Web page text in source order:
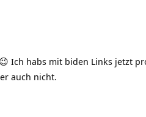
Ich habs mit biden Links jetzt
auch nicht.